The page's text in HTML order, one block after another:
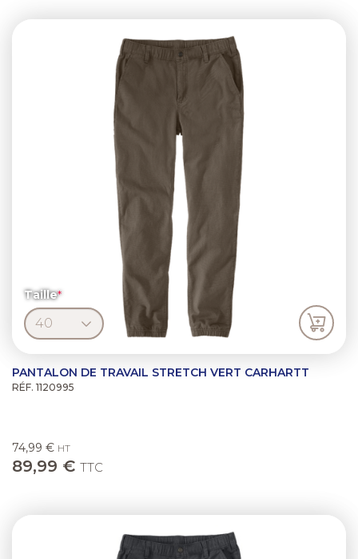
Taille
PANTALON DE TRAVAIL STRETCH VERT CARHARTT
RÉF. 1120995
74,99 € HT
89,99 € TTC